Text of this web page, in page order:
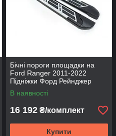
Бічні пороги площадки на
Ford Ranger 2011-2022
Підніжки Форд Рейнджер
Sunrise
В наявності
16 192 ₴/комплект
Купити